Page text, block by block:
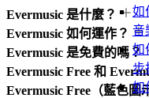
如
音
如
步
如
Evermusic 是什麼？
Evermusic 如何運作？
Evermusic 是免費的嗎？
Evermusic Free 和
Evermusic Free（藍色圖